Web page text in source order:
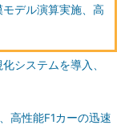
デル演算実施、高
システムを導入、
高性能F1カーの迅速